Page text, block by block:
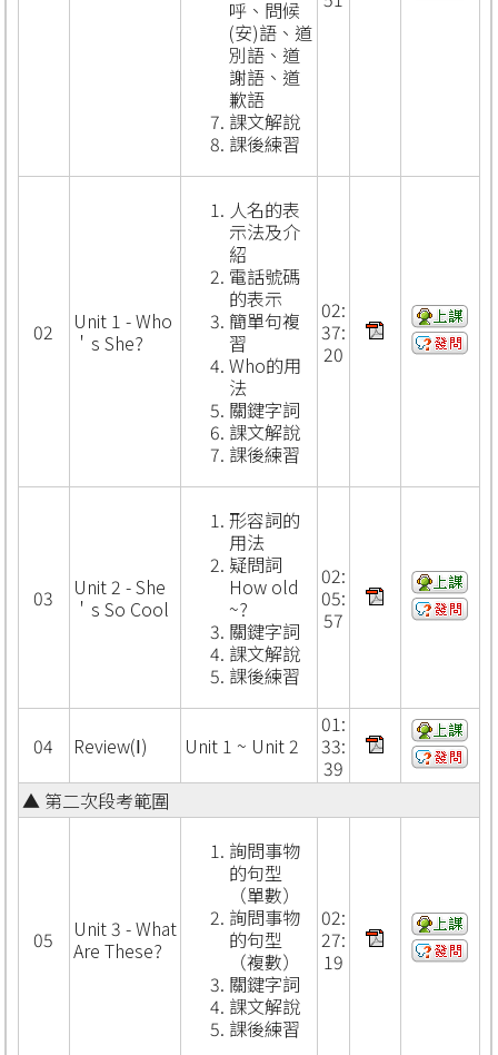
呼、問候
(安)語、道
別語、道
謝語、道
歉語
課文解說
課後練習
02
Unit 1 - Who
＇s She?
人名的表
示法及介
紹
電話號碼
的表示
簡單句複
習
Who的用
法
關鍵字詞
課文解說
課後練習
02:
37:
20
03
Unit 2 - She
＇s So Cool
形容詞的
用法
疑問詞
How old
~?
關鍵字詞
課文解說
課後練習
02:
05:
57
04 Review(Ⅰ) Unit 1 ~ Unit 2
01:
33:
39
▲ 第二次段考範圍
05
Unit 3 - What
Are These?
詢問事物
的句型
（單數）
詢問事物
的句型
（複數）
關鍵字詞
課文解說
課後練習
02:
27:
19